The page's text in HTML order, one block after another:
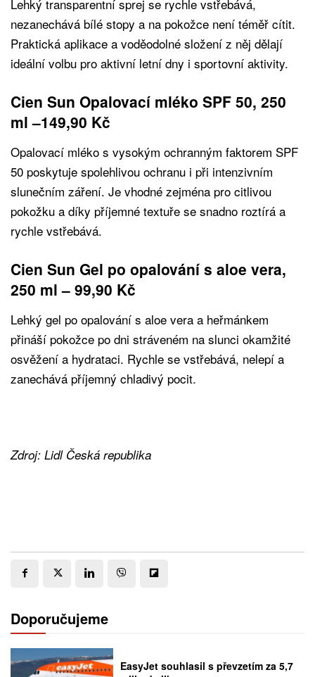
Lehký transparentní sprej se rychle vstřebává,
nezanechává bílé stopy a na pokožce není téměř cítit.
Praktická aplikace a voděodolné složení z něj dělají
ideální volbu pro aktivní letní dny i sportovní aktivity.
Cien Sun Opalovací mléko SPF 50, 250
ml –149,90 Kč
Opalovací mléko s vysokým ochranným faktorem SPF
50 poskytuje spolehlivou ochranu i při intenzivním
slunečním záření. Je vhodné zejména pro citlivou
pokožku a díky příjemné textuře se snadno roztírá a
rychle vstřebává.
Cien Sun Gel po opalování s aloe vera,
250 ml – 99,90 Kč
Lehký gel po opalování s aloe vera a heřmánkem
přináší pokožce po dni stráveném na slunci okamžité
osvěžení a hydrataci. Rychle se vstřebává, nelepí a
zanechává příjemný chladivý pocit.
Zdroj: Lidl Česká republika
Doporučujeme
EasyJet souhlasil s převzetím za 5,7